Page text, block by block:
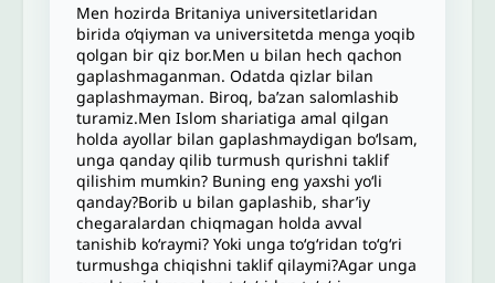
Men hozirda Britaniya universitetlaridan
birida o‘qiyman va universitetda menga yoqib
qolgan bir qiz bor.Men u bilan hech qachon
gaplashmaganman. Odatda qizlar bilan
gaplashmayman. Biroq, ba’zan salomlashib
turamiz.Men Islom shariatiga amal qilgan
holda ayollar bilan gaplashmaydigan bo‘lsam,
unga qanday qilib turmush qurishni taklif
qilishim mumkin? Buning eng yaxshi yo‘li
qanday?Borib u bilan gaplashib, shar’iy
chegaralardan chiqmagan holda avval
tanishib ko‘raymi? Yoki unga to‘g‘ridan to‘g‘ri
turmushga chiqishni taklif qilaymi?Agar unga